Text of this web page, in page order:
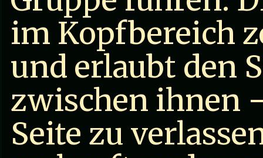
im Kopfbereich
und erlaubt den
zwischen ihnen
Seite zu